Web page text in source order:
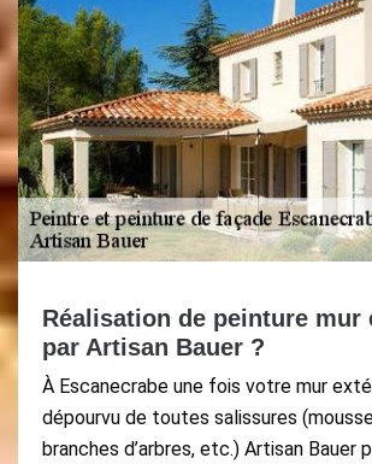
Réalisation de peinture mur
par Artisan Bauer ?
À Escanecrabe une fois votre mur
dépourvu de toutes salissures
branches d’arbres, etc.) Artisan Bauer